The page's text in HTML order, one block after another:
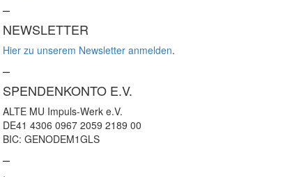
–
NEWSLETTER
Hier zu unserem Newsletter anmelden.
–
SPENDENKONTO E.V.
ALTE MU Impuls-Werk e.V.
DE41 4306 0967 2059 2189 00
BIC: GENODEM1GLS
–